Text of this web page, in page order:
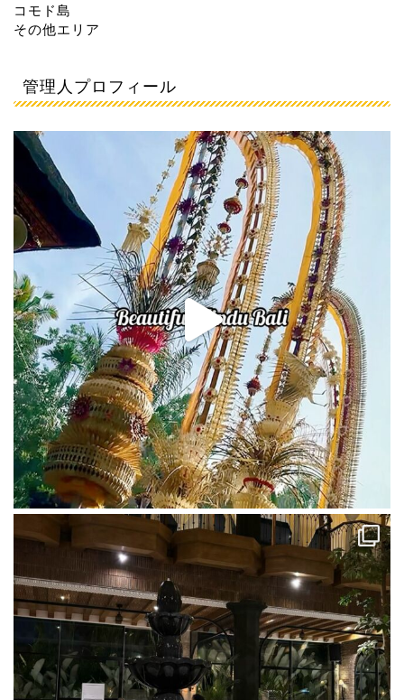
コモド島
その他エリア
管理人プロフィール